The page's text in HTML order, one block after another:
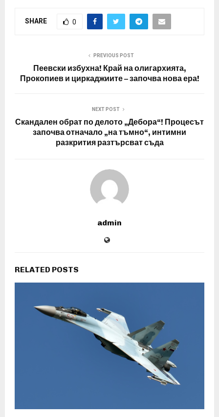
SHARE 0
PREVIOUS POST
Пеевски избухна! Край на олигархията,
Прокопиев и циркаджиите – започва нова ера!
NEXT POST
Скандален обрат по делото „Дебора“! Процесът
започва отначало „на тъмно“, интимни
разкрития разтърсват съда
admin
RELATED POSTS